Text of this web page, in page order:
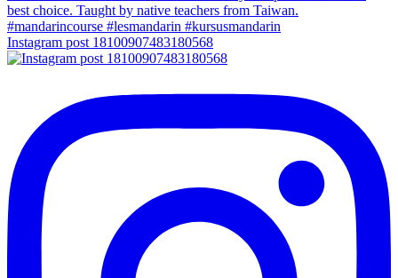
Instagram post 18100907483180568